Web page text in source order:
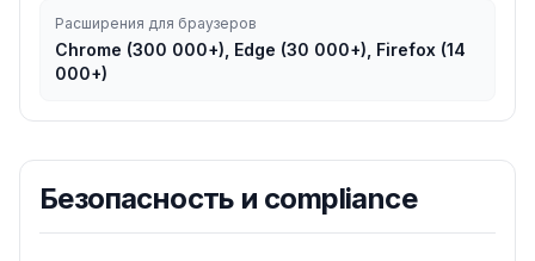
Расширения для браузеров
Chrome (300 000+), Edge (30 000+), Firefox (14
000+)
Безопасность и compliance